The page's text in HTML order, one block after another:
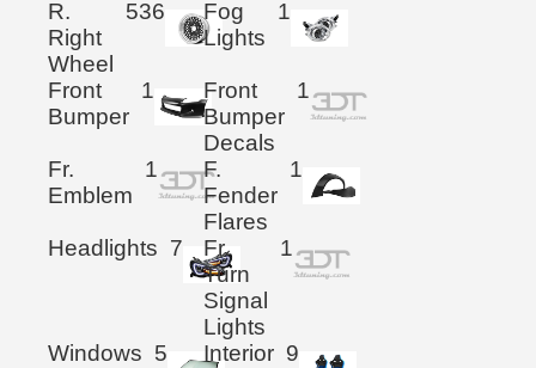
R.
Right
Wheel
536
Fog
Lights
1
Front
Bumper
1
Front
Bumper
Decals
1
Fr.
Emblem
1
F.
Fender
Flares
1
Headlights 7
Fr.
Turn
Signal
Lights
1
Windows 5 Interior 9